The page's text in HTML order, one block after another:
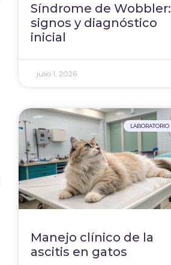
Síndrome de Wobbler:
signos y diagnóstico
inicial
julio 1, 2026
LABORATORIO
Manejo clínico de la
ascitis en gatos